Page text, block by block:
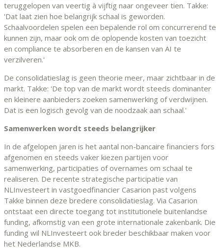
teruggelopen van veertig à vijftig naar ongeveer tien. Takke:
'Dat laat zien hoe belangrijk schaal is geworden.
Schaalvoordelen spelen een bepalende rol om concurrerend te
kunnen zijn, maar ook om de oplopende kosten van toezicht
en compliance te absorberen en de kansen van AI te
verzilveren.'
De consolidatieslag is geen theorie meer, maar zichtbaar in de
markt. Takke: 'De top van de markt wordt steeds dominanter
en kleinere aanbieders zoeken samenwerking of verdwijnen.
Dat is een logisch gevolg van de noodzaak aan schaal.'
Samenwerken wordt steeds belangrijker
In de afgelopen jaren is het aantal non-bancaire financiers fors
afgenomen en steeds vaker kiezen partijen voor
samenwerking, participaties of overnames om schaal te
realiseren. De recente strategische participatie van
NLInvesteert in vastgoedfinancier Casarion past volgens
Takke binnen deze bredere consolidatieslag. Via Casarion
ontstaat een directe toegang tot institutionele buitenlandse
funding, afkomstig van een grote internationale zakenbank. Die
funding wil NLInvesteert ook breder beschikbaar maken voor
het Nederlandse MKB.